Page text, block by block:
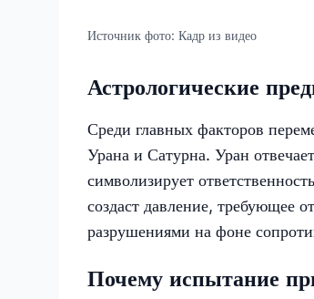
Источник фото: Кадр из видео
Астрологические
Среди главных факторов
Урана и Сатурна. Уран
символизирует
создаст давление, требующее
разрушениями на фоне
Почему испытание